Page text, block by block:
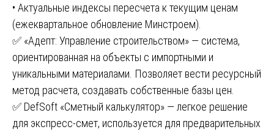
• Актуальные индексы пересчета к текущим ценам
(ежеквартальное обновление Минстроем).
✅ «Адепт: Управление строительством» — система,
ориентированная на объекты с импортными и
уникальными материалами. Позволяет вести ресурсный
метод расчета, создавать собственные базы цен.
✅ DefSoft «Сметный калькулятор» — легкое решение
для экспресс-смет, используется для предварительных